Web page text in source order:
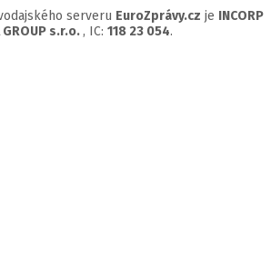
serveru EuroZprávy.cz je INCORP
GROUP s.r.o. , IC: 118 23 054.